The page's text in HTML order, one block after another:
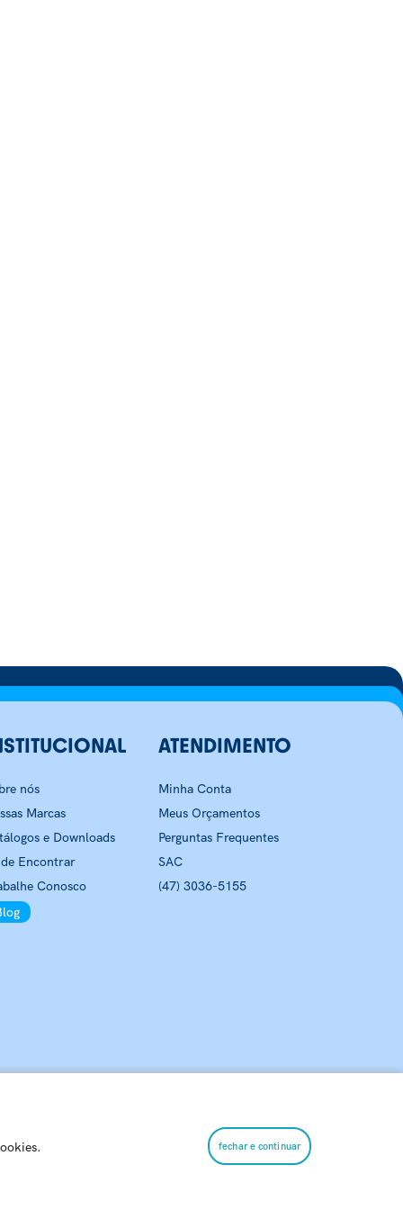
nós
Marcas
e Downloads
Encontrar
Conosco
ATENDIMENTO
Minha Conta
Meus Orçamentos
Perguntas Frequentes
SAC
(47) 3036-5155
Passo Manso – 89032-525 – Blumenau – SC
fechar e continuar